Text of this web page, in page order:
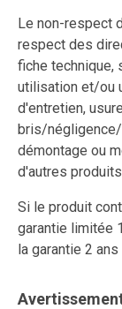
Le non-respect
respect des
fiche technique,
utilisation et/ou
d'entretien,
bris/négligence/
démontage ou
d'autres
Si le produit
garantie limitée
la garantie 2 ans